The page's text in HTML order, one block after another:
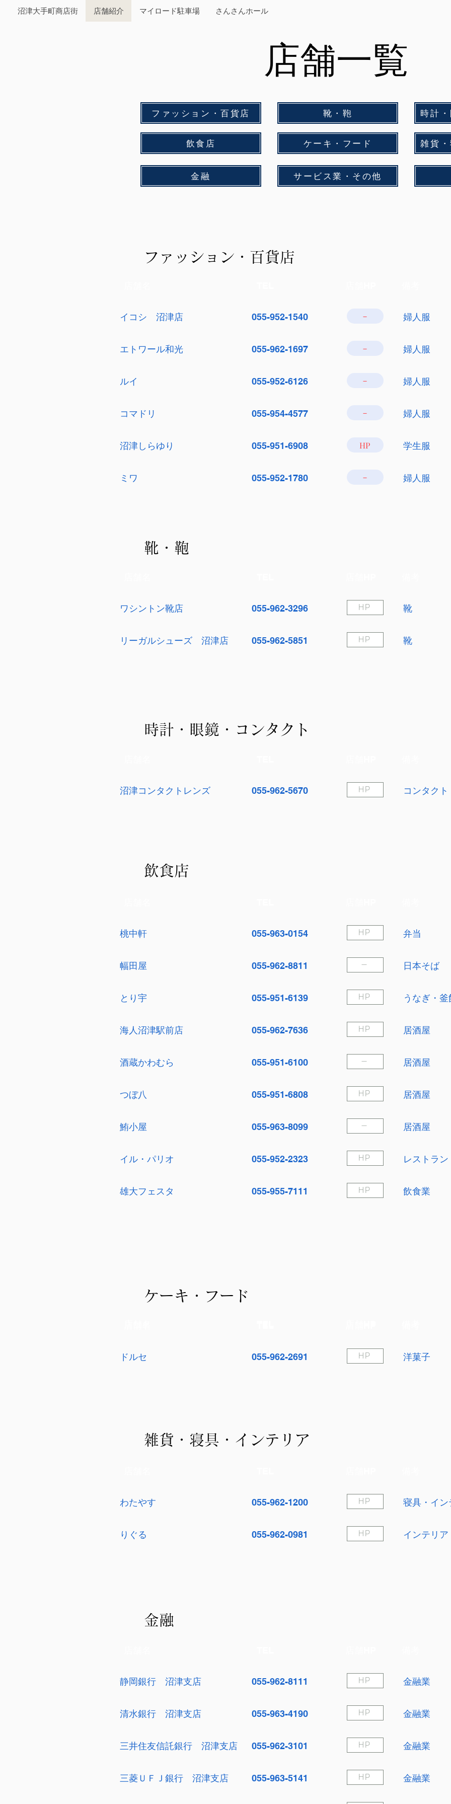
沼津大手町商店街 店舗紹介 マイロード駐車場 さんさんホール
店舗一覧
ファッション・百貨店
飲食店
金融
靴・鞄
ケーキ・フード
サービス業・その他
時計
雑貨
ファッション・百貨店
イコシ 沼津店 055-952-1540 － 婦人服
エトワール和光 055-962-1697 － 婦人服
ルイ 055-952-6126 － 婦人服
コマドリ 055-954-4577 － 婦人服
沼津しらゆり 055-951-6908 HP 学生服
ミワ 055-952-1780 － 婦人服
靴・鞄
ワシントン靴店 055-962-3296 HP 靴
リーガルシューズ 沼津店 055-962-5851 HP 靴
時計・眼鏡・コンタクト
沼津コンタクトレンズ 055-962-5670 HP コンタク
飲食店
桃中軒 055-963-0154 HP 弁当
幅田屋 055-962-8811 － 日本そば
とり宇 055-951-6139 HP うなぎ・釜
海人沼津駅前店 055-962-7636 HP 居酒屋
酒蔵かわむら 055-951-6100 － 居酒屋
つぼ八 055-951-6808 HP 居酒屋
鮪小屋 055-963-8099 － 居酒屋
イル・パリオ 055-952-2323 HP レストラン
雄大フェスタ 055-955-7111 HP 飲食業
ケーキ・フード
ドルセ 055-962-2691 HP 洋菓子
雑貨・寝具・インテリア
わたやす 055-962-1200 HP 寝具・イン
りぐる 055-962-0981 HP インテリア
金融
静岡銀行 沼津支店 055-962-8111 HP 金融業
清水銀行 沼津支店 055-963-4190 HP 金融業
三井住友信託銀行 沼津支店 055-962-3101 HP 金融業
三菱ＵＦＪ銀行 沼津支店 055-963-5141 HP 金融業